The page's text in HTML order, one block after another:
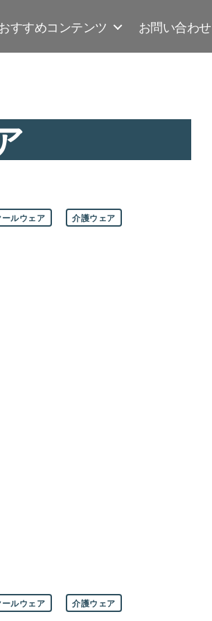
すすめコンテンツ お問い合わせ
ルウェア 介護ウェア
ルウェア 介護ウェア